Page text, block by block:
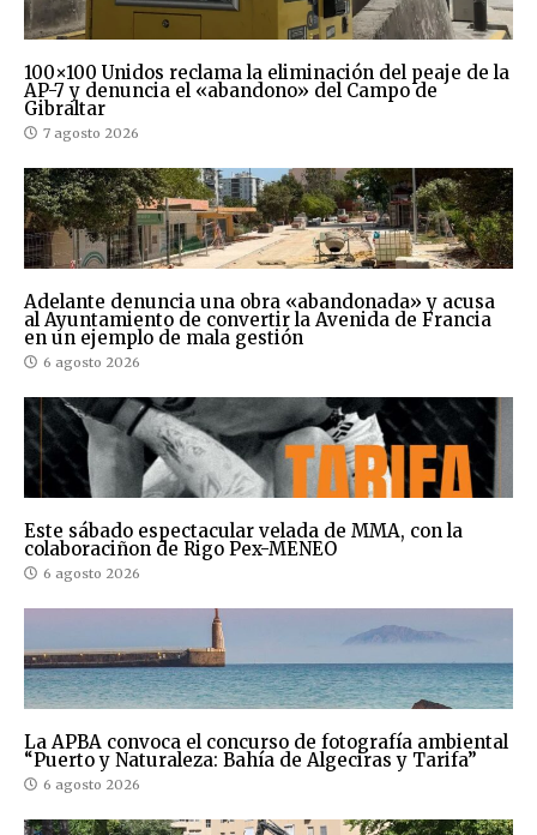
100×100 Unidos reclama la eliminación del peaje de la
AP-7 y denuncia el «abandono» del Campo de
Gibraltar
7 agosto 2026
Adelante denuncia una obra «abandonada» y acusa
al Ayuntamiento de convertir la Avenida de Francia
en un ejemplo de mala gestión
6 agosto 2026
Este sábado espectacular velada de MMA, con la
colaboraciñon de Rigo Pex-MENEO
6 agosto 2026
La APBA convoca el concurso de fotografía ambiental
“Puerto y Naturaleza: Bahía de Algeciras y Tarifa”
6 agosto 2026